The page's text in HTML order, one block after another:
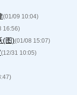
(01/09 10:04)
16:56)
(图)(01/08 15:07)
(12/31 10:05)